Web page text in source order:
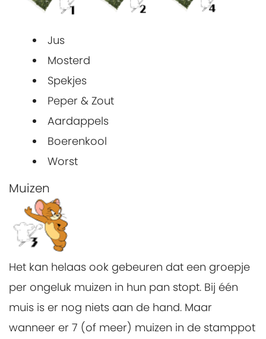
Jus
Mosterd
Spekjes
Peper & Zout
Aardappels
Boerenkool
Worst
Muizen
Het kan helaas ook gebeuren dat een groepje
per ongeluk muizen in hun pan stopt. Bij één
muis is er nog niets aan de hand. Maar
wanneer er 7 (of meer) muizen in de stamppot